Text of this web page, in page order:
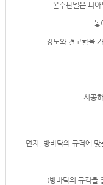
온수판넬은 피아
놓
강도와 견고함을
시공
먼저, 방바닥의 규격에
(방바닥의 규격을